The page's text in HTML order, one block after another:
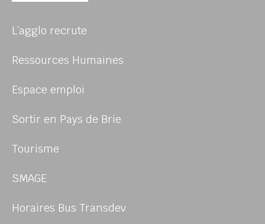
L’agglo recrute
Ressources Humaines
Espace emploi
Sortir en Pays de Brie
Tourisme
SMAGE
Horaires Bus Transdev